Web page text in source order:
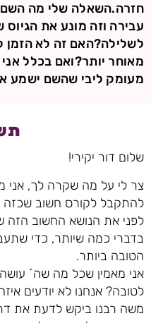
חזרה.השאלה שלי מה השם
עבירה וזה מונע את
לשלילה?האם זה לא
מאוחר יותר?ואם בכלל
מעומק ליבי שהשם ישמע
שלום דור יקירי!
צר לי על מה שקרה לך, אני
להתקבל לקורס חשוב
לפני את הנושא החשוב הזה
בדברי כמה שיותר, כדי
הטובה ביותר.
אני מאמין שכל מה שה´
לטובה? אנחנו לא יודעים
משה רבנו ביקש לדעת את